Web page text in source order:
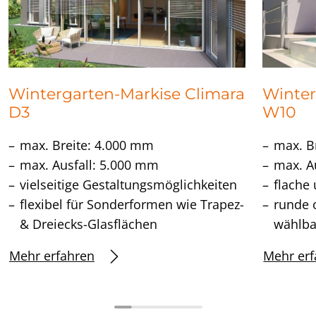
Wintergarten-Markise Climara
D3
max. Breite: 4.000 mm
max. Ausfall: 5.000 mm
vielseitige Gestaltungsmöglichkeiten
flexibel für Sonderformen wie Trapez-
& Dreiecks-Glasflächen
Mehr erfahren
W10
max.
max.
flache
runde
Mehr